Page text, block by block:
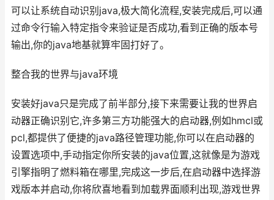
可以让系统自动识别java,极大简化流程,安装完成后,可以通
过命令行输入特定指令来验证是否成功,看到正确的版本号
输出,你的java地基就算牢固打好了。
整合我的世界与java环境
安装好java只是完成了前半部分,接下来需要让我的世界启
动器正确识别它,许多第三方功能强大的启动器,例如hmcl或
pcl,都提供了便捷的java路径管理功能,你可以在启动器的
设置选项中,手动指定你所安装的java位置,这就像是为游戏
引擎指明了燃料箱在哪里,完成这一步后,在启动器中选择游
戏版本并启动,你将欣喜地看到加载界面顺利出现,游戏世界